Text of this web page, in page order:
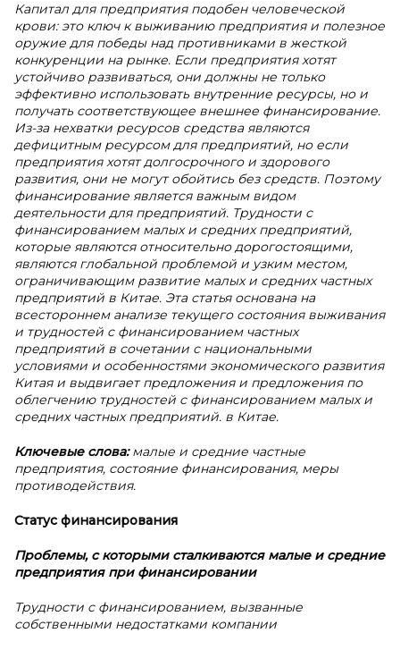
Капитал для предприятия подобен человеческой
крови: это ключ к выживанию предприятия и полезное
оружие для победы над противниками в жесткой
конкуренции на рынке. Если предприятия хотят
устойчиво развиваться, они должны не только
эффективно использовать внутренние ресурсы, но и
получать соответствующее внешнее финансирование.
Из-за нехватки ресурсов средства являются
дефицитным ресурсом для предприятий, но если
предприятия хотят долгосрочного и здорового
развития, они не могут обойтись без средств. Поэтому
финансирование является важным видом
деятельности для предприятий. Трудности с
финансированием малых и средних предприятий,
которые являются относительно дорогостоящими,
являются глобальной проблемой и узким местом,
ограничивающим развитие малых и средних частных
предприятий в Китае. Эта статья основана на
всестороннем анализе текущего состояния выживания
и трудностей с финансированием частных
предприятий в сочетании с национальными
условиями и особенностями экономического развития
Китая и выдвигает предложения и предложения по
облегчению трудностей с финансированием малых и
средних частных предприятий. в Китае.
Ключевые слова:малые и средние частные
предприятия, состояние финансирования, меры
противодействия.
Статус финансирования
Проблемы, скоторыми сталкиваются малые и средние
предприятия при финансировании
Трудности с финансированием, вызванные
собственными недостатками компании